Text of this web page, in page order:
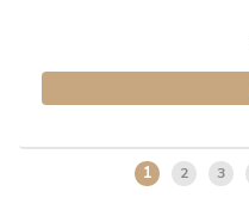
1 2 3